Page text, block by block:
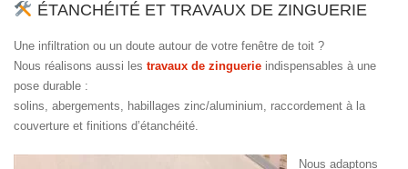
ÉTANCHÉITÉ ET TRAVAUX DE ZINGUERIE
Une infiltration ou un doute autour de votre fenêtre de toit ?
Nous réalisons aussi les travaux de zinguerie indispensables à une
pose durable :
solins, abergements, habillages zinc/aluminium, raccordement à la
couverture et finitions d’étanchéité.
Nous adaptons